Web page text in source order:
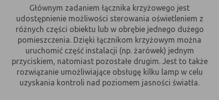
dostawców usług. Firmy te działają w charakterze
pośredników prezentujących nasze treści w postaci
wiadomości, ofert, komunikatów mediów
społecznościowych.
skorzystać
Funkcjonalne Są ważne dla działania serwisu:
- służą wzbogaceniu funkcjonalności
serwisu, bez nich serwis będzie działał
poprawnie, jednak nie będzie
dostosowany do preferencji użytkownika,
- służą zapewnieniu wysokiego poziomu
funkcjonalności serwisu, bez ustawień
Głównym zadaniem łącznika krzyżowego jest
udostępnienie możliwości sterowania oświetleniem z
różnych części obiektu lub w obrębie jednego dużego
pomieszczenia. Dzięki łącznikom krzyżowym można
uruchomić część instalacji (np. żarówek) jednym
przyciskiem, natomiast pozostałe drugim. Jest to także
rozwiązanie umożliwiające obsługę kilku lamp w celu
uzyskania kontroli nad poziomem jasności światła.